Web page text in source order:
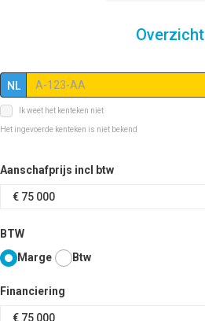
Overzicht
NL
Ik weet het kenteken niet
Het ingevoerde kenteken is niet bekend
Aanschafprijs incl btw
BTW
Marge
Btw
Financiering